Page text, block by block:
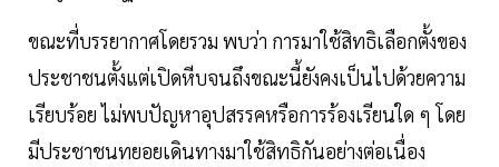
ขณะที่บรรยากาศโดยรวม พบว่า การมาใช้สิทธิเลือกตั้งของ
ประชาชนตั้งแต่เปิดหีบจนถึงขณะนี้ยังคงเป็นไปด้วยความ
เรียบร้อย ไม่พบปัญหาอุปสรรคหรือการร้องเรียนใด ๆ โดย
มีประชาชนทยอยเดินทางมาใช้สิทธิกันอย่างต่อเนื่อง